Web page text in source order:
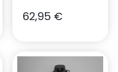
62,95 €